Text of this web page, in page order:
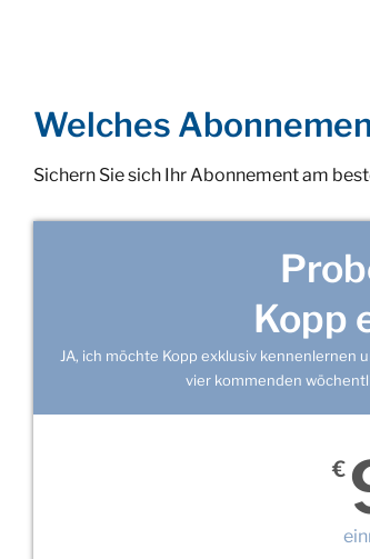
Welches
Sichern Sie sich Ihr Abonnement am
Kopp
JA, ich möchte Kopp exklusiv kennenlernen
vier kommenden
€